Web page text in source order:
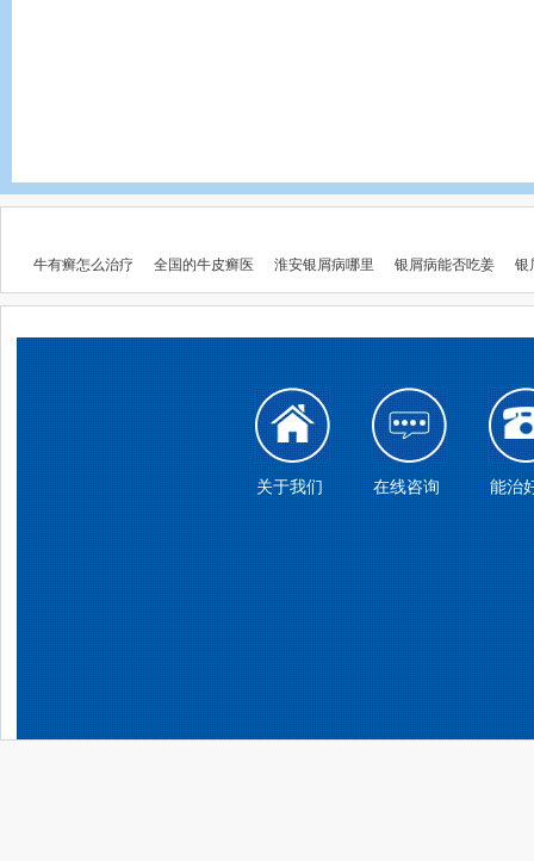
牛有癣怎么治疗 全国的牛皮癣医 淮安银屑病哪里 银屑病能否吃姜 银
关于我们 在线咨询 能治